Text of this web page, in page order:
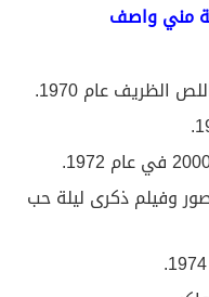
مني واصف
الظريف عام 1970.
صور وفيلم ذكرى ليلة حب